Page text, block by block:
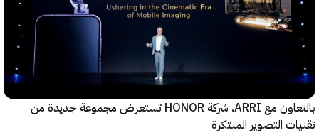
بالتعاون مع ARRI، شركة HONOR تستعرض مجموعة جديدة من
التصوير المبتكرة